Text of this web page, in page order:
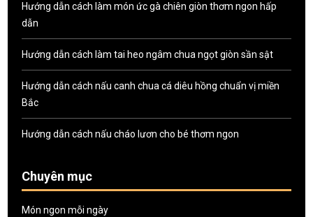
Hướng dẫn cách làm món ức gà chiên giòn thơm ngon hấp
dẫn
Hướng dẫn cách làm tai heo ngâm chua ngọt giòn sần sật
Hướng dẫn cách nấu canh chua cá diêu hồng chuẩn vị miền
Bắc
Hướng dẫn cách nấu cháo lươn cho bé thơm ngon
Chuyên mục
Món ngon mỗi ngày